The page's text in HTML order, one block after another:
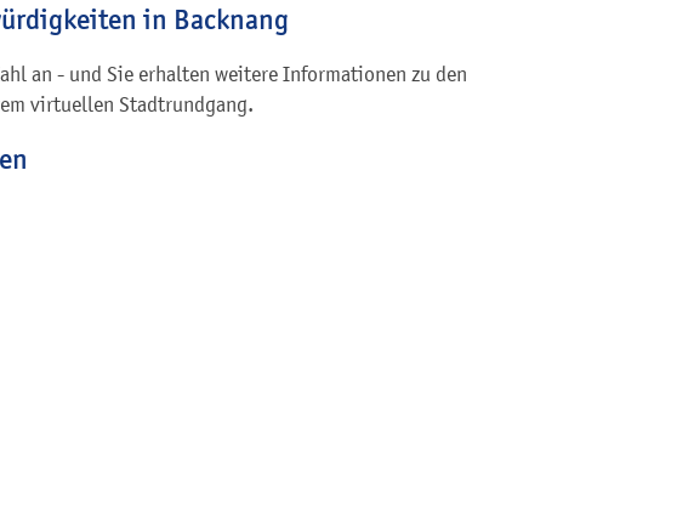
in Backnang
an - und Sie erhalten weitere Informationen zu den
virtuellen Stadtrundgang.